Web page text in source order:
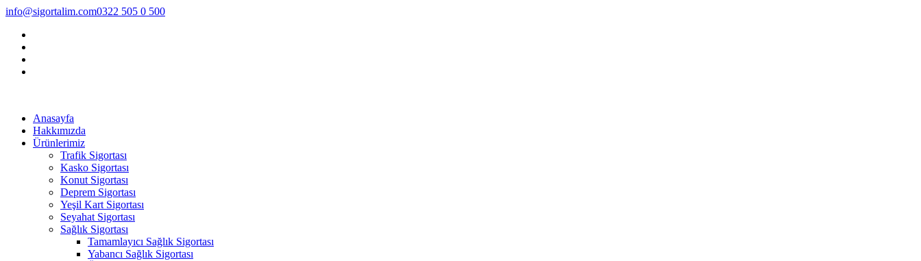
info@sigortalim.com0322 505 0 500
Anasayfa
Hakkımızda
Ürünlerimiz
Trafik Sigortası
Kasko Sigortası
Konut Sigortası
Deprem Sigortası
Yeşil Kart Sigortası
Seyahat Sigortası
Sağlık Sigortası
Tamamlayıcı Sağlık Sigortası
Yabancı Sağlık Sigortası